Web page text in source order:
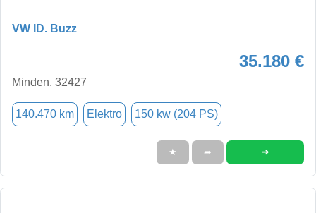
VW ID. Buzz
35.180 €
Minden, 32427
140.470 km Elektro 150 kw (204 PS)
★ ➦ ➜